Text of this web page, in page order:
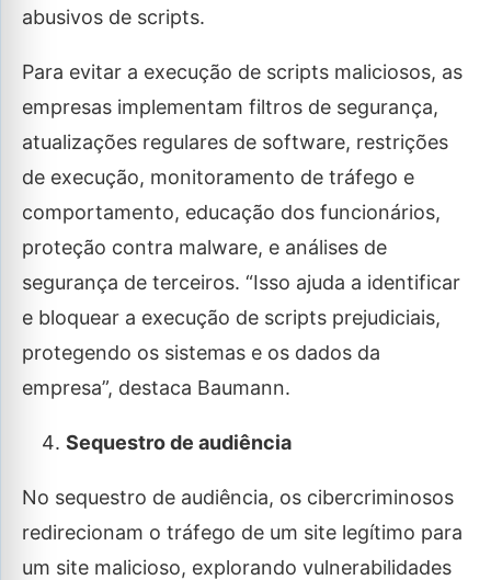
abusivos de scripts.
Para evitar a execução de scripts maliciosos, as
empresas implementam filtros de segurança,
atualizações regulares de software, restrições
de execução, monitoramento de tráfego e
comportamento, educação dos funcionários,
proteção contra malware, e análises de
segurança de terceiros. “Isso ajuda a identificar
e bloquear a execução de scripts prejudiciais,
protegendo os sistemas e os dados da
empresa”, destaca Baumann.
Sequestro de audiência
No sequestro de audiência, os cibercriminosos
redirecionam o tráfego de um site legítimo para
um site malicioso, explorando vulnerabilidades